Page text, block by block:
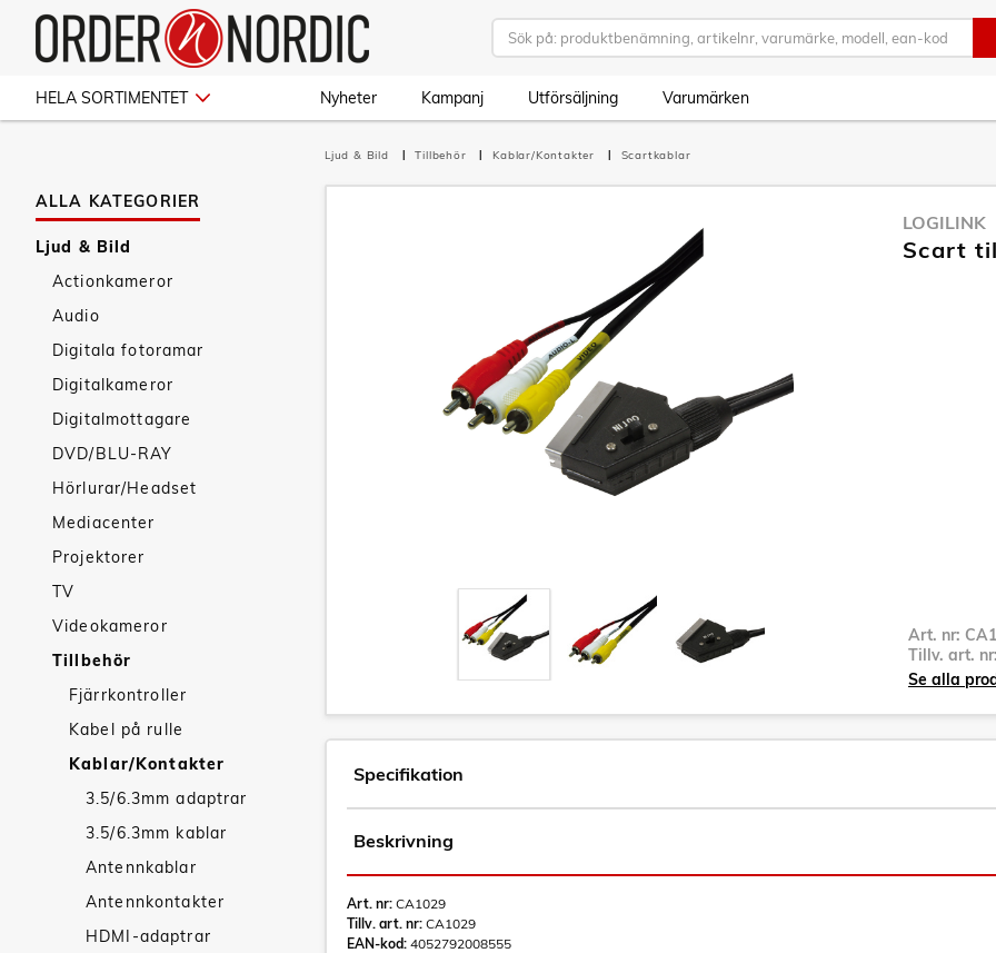
HELA SORTIMENTET Nyheter Kampanj Utförsäljning Varumärken
ALLA KATEGORIER
Ljud & Bild
Actionkameror
Audio
Digitala fotoramar
Digitalkameror
Digitalmottagare
DVD/BLU-RAY
Hörlurar/Headset
Mediacenter
Projektorer
TV
Videokameror
Tillbehör
Fjärrkontroller
Kabel på rulle
Kablar/Kontakter
3.5/6.3mm adaptrar
3.5/6.3mm kablar
Antennkablar
Antennkontakter
HDMI-adaptrar
Ljud & Bild Tillbehör Kablar/Kontakter Scartkablar
LOGILINK
Scart
Art. nr:
Tillv. art. nr:
Se alla
Specifikation
Beskrivning
Art. nr: CA1029
Tillv. art. nr: CA1029
EAN-kod: 4052792008555